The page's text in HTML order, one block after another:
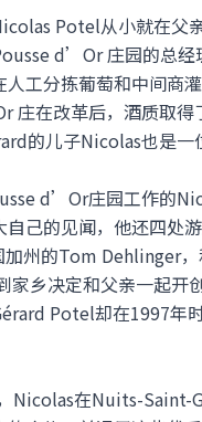
Potel从小就在
d’Or 庄园的总
人工分拣葡萄和中间商
庄在改革后，酒质取
的儿子Nicolas也是一
d’Or庄园工作的
自己的见闻，他还四处
州的Tom Dehlinger
家乡决定和父亲一起
Potel却在1997年
Nicolas在Nuits-Saint-